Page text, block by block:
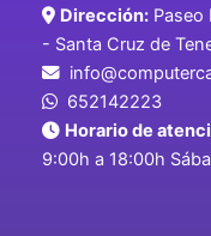
Dirección: Paseo
- Santa Cruz de
652142223
Horario de
9:00h a 18:00h